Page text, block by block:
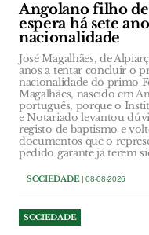
Angolano filho
espera há sete
nacionalidade
José Magalhães, de
anos a tentar concluir o
nacionalidade do primo
Magalhães, nascido em
português, porque o
e Notariado levantou
registo de baptismo e
documentos que o
pedido garante já terem
SOCIEDADE| 08-08-2026
SOCIEDADE